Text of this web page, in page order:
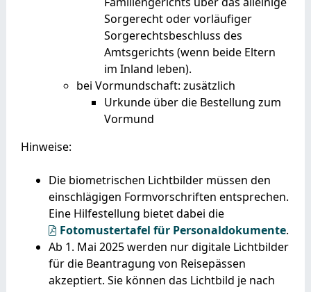
Sorgerecht oder vorläufiger
Sorgerechtsbeschluss des
Amtsgerichts (wenn beide Eltern
im Inland leben).
bei Vormundschaft: zusätzlich
Urkunde über die Bestellung zum
Vormund
Hinweise:
Die biometrischen Lichtbilder müssen den
einschlägigen Formvorschriften entsprechen.
Eine Hilfestellung bietet dabei die
Fotomustertafel für Personaldokumente.
Ab 1. Mai 2025 werden nur digitale Lichtbilder
für die Beantragung von Reisepässen
akzeptiert. Sie können das Lichtbild je nach